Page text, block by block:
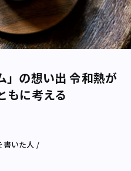
」の想い出 令和熱が
もに考える
書いた人 /